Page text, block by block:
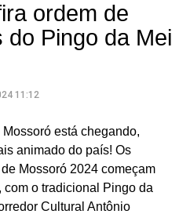
ordem de
do Pingo da Mei
11:12
está chegando,
animado do país! Os
Mossoró 2024 começam
com o tradicional Pingo da
Cultural Antônio